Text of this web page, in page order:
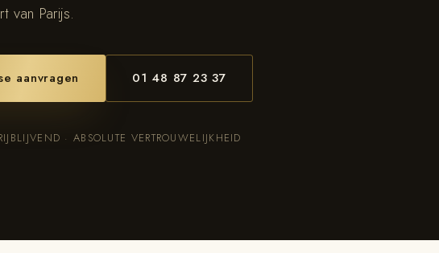
van Parijs.
aanvragen 01 48 87 23 37
· ABSOLUTE VERTROUWELIJKHEID